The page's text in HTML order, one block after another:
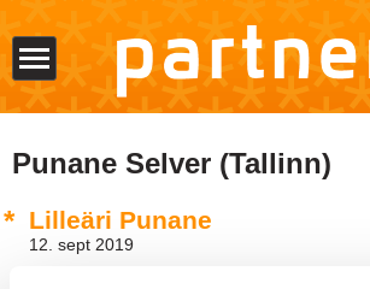
Punane Selver (Tallinn)
Lilleäri Punane
12. sept 2019